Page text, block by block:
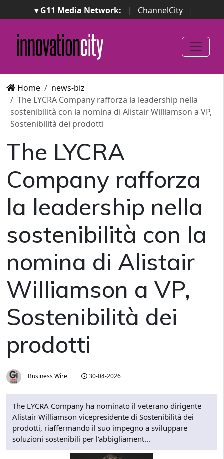
▾ G11 Media Network: | ChannelCity
|
ImpresaCity | SecurityOpenLab | Italian Channel
Awards
Italian Project Awards
Italian Security
Awards
Home
news-biz
The LYCRA Company rafforza la leadership nella
sostenibilità con la nomina di Alistair Williamson a VP,
Sostenibilità dei prodotti
The LYCRA
Company rafforza
la leadership nella
sostenibilità con la
nomina di Alistair
Williamson a VP,
Sostenibilità dei
prodotti
Business Wire 30-04-2026
The LYCRA Company ha nominato il veterano dirigente
Alistair Williamson vicepresidente di Sostenibilità dei
prodotti, riaffermando il suo impegno a sviluppare
soluzioni sostenibili per l'abbigliament...